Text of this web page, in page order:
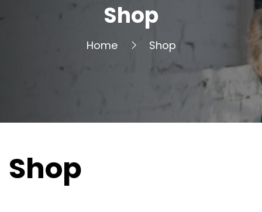
Shop
Home Shop
Shop